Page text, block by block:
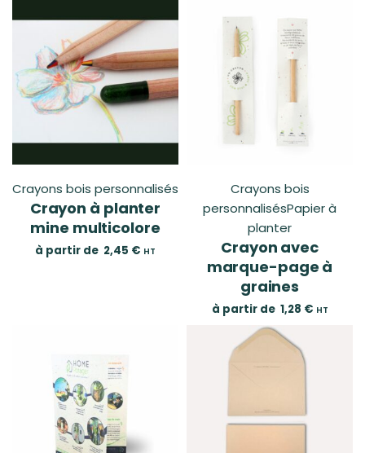
Crayons bois personnalisés
Crayon à planter
mine multicolore
à partir de 2,45 € HT
Crayons bois
personnalisésPapier à
planter
Crayon avec
marque-page à
graines
à partir de 1,28 € HT